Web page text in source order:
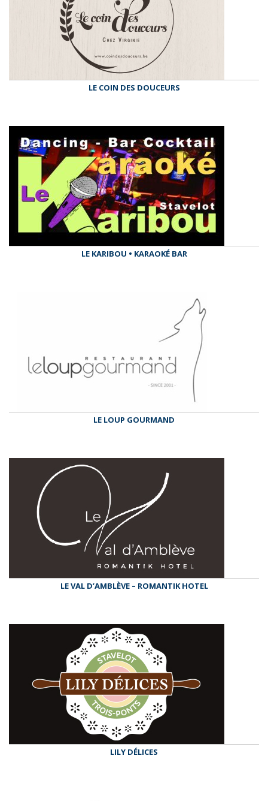
LE COIN DES DOUCEURS
LE KARIBOU • KARAOKÉ BAR
LE LOUP GOURMAND
LE VAL D’AMBLÈVE – ROMANTIK HOTEL
LILY DÉLICES